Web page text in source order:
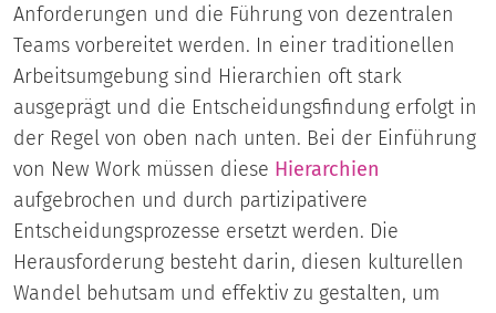
Anforderungen und die Führung von dezentralen
Teams vorbereitet werden. In einer traditionellen
Arbeitsumgebung sind Hierarchien oft stark
ausgeprägt und die Entscheidungsfindung erfolgt in
der Regel von oben nach unten. Bei der Einführung
von New Work müssen diese Hierarchien
aufgebrochen und durch partizipativere
Entscheidungsprozesse ersetzt werden. Die
Herausforderung besteht darin, diesen kulturellen
Wandel behutsam und effektiv zu gestalten, um